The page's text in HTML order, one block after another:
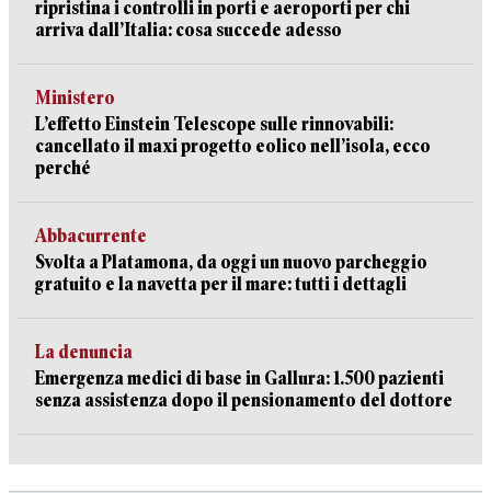
ripristina i controlli in porti e aeroporti per chi
arriva dall’Italia: cosa succede adesso
Ministero
L’effetto Einstein Telescope sulle rinnovabili:
cancellato il maxi progetto eolico nell’isola, ecco
perché
Abbacurrente
Svolta a Platamona, da oggi un nuovo parcheggio
gratuito e la navetta per il mare: tutti i dettagli
La denuncia
Emergenza medici di base in Gallura: 1.500 pazienti
senza assistenza dopo il pensionamento del dottore